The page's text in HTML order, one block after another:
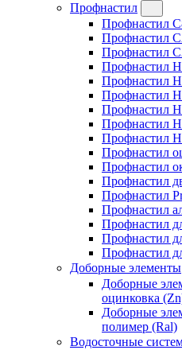
Профнастил
Профнастил
Профнастил
Профнастил
Профнастил
Профнастил
Профнастил
Профнастил
Профнастил
Профнастил
Профнастил
Профнастил
Профнастил
Профнастил
Профнастил
Профнастил
Профнастил
Профнастил
Доборные элементы
Доборные
оцинковка
Доборные
полимер (Ral)
Водосточные